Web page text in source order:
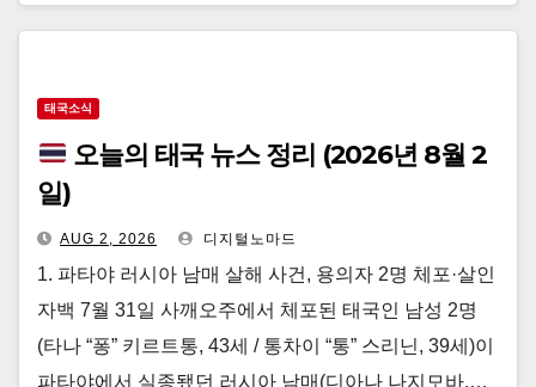
태국소식
오늘의 태국 뉴스 정리 (2026년 8월 2
일)
AUG 2, 2026 디지털노마드
1. 파타야 러시아 남매 살해 사건, 용의자 2명 체포·살인
자백 7월 31일 사깨오주에서 체포된 태국인 남성 2명
(타나 “퐁” 키르트통, 43세 / 통차이 “통” 스리닌, 39세)이
파타야에서 실종됐던 러시아 남매(디아나 나지모바,…